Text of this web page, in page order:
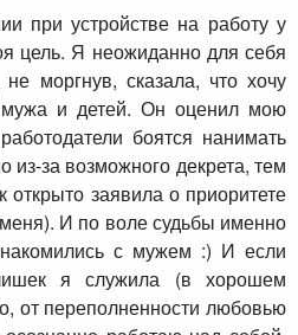
при устройстве на работу у
цель. Я неожиданно для себя
моргнув, сказала, что хочу
и детей. Он оценил мою
боятся нанимать
за возможного декрета, тем
открыто заявила о приоритете
И по воле судьбы именно
с мужем :) И если
я служила (в хорошем
от переполненности любовью